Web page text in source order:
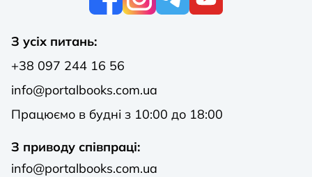
З усіх питань:
+38 097 244 16 56
info@portalbooks.com.ua
Працюємо в будні з 10:00 до 18:00
З приводу співпраці:
info@portalbooks.com.ua